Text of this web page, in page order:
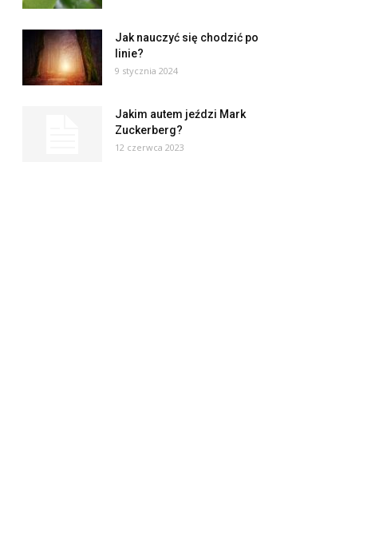
Jak nauczyć się chodzić po
linie?
9 stycznia 2024
Jakim autem jeździ Mark
Zuckerberg?
12 czerwca 2023